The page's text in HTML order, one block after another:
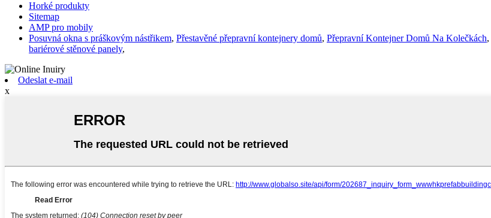
Horké produkty
Sitemap
AMP pro mobily
Posuvná okna s práškovým nástřikem, Přestavěné přepravní kontejnery domů, Přepravní Kontejner Domů Na Kolečkách,
bariérové ​​stěnové panely,
Odeslat e-mail
x